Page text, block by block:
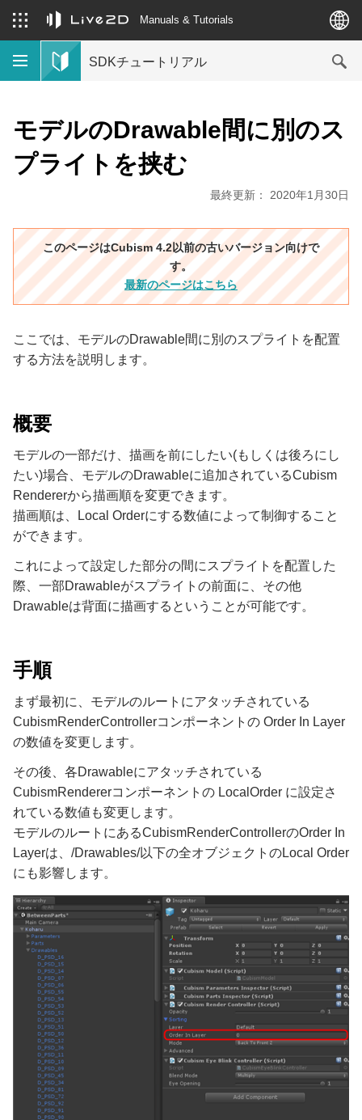
Manuals & Tutorials
SDKチュートリアル
モデルのDrawable間に別のス
プライトを挟む
最終更新： 2020年1月30日
このページはCubism 4.2以前の古いバージョン向けで
す。
最新のページはこちら
ここでは、モデルのDrawable間に別のスプライトを配置
する方法を説明します。
概要
モデルの一部だけ、描画を前にしたい(もしくは後ろにし
たい)場合、モデルのDrawableに追加されているCubism
Rendererから描画順を変更できます。
描画順は、Local Orderにする数値によって制御すること
ができます。
これによって設定した部分の間にスプライトを配置した
際、一部Drawableがスプライトの前面に、その他
Drawableは背面に描画するということが可能です。
手順
まず最初に、モデルのルートにアタッチされている
CubismRenderControllerコンポーネントの Order In Layer
の数値を変更します。
その後、各Drawableにアタッチされている
CubismRendererコンポーネントの LocalOrder に設定さ
れている数値も変更します。
モデルのルートにあるCubismRenderControllerのOrder In
Layerは、/Drawables/以下の全オブジェクトのLocal Order
にも影響します。